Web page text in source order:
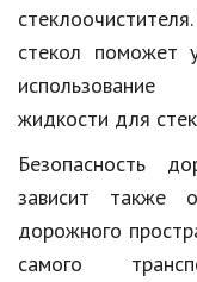
стекол поможет
жидкости для
Безопасность
зависит также
дорожного
самого